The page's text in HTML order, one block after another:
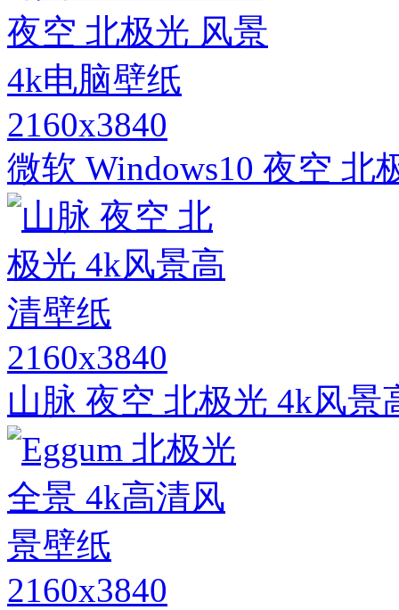
2160x3840
微软 Windows10 夜空 北
2160x3840
山脉 夜空 北极光 4k风景
2160x3840